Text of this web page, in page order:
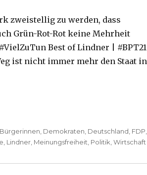
zweistellig zu werden, dass
Grün-Rot-Rot keine Mehrheit
Best of Lindner | #BPT21
ist nicht immer mehr den Staat in
Bürgerinnen Demokraten Deutschland FDP
Lindner Meinungsfreiheit Politik ,Wirtschaft